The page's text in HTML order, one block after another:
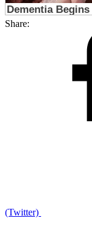
Share:
(Twitter)